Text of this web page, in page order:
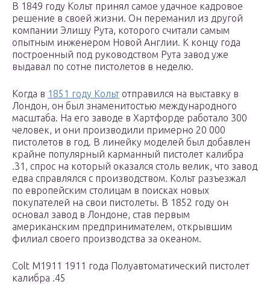
В 1849 году Кольт принял самое удачное кадровое
решение в своей жизни. Он переманил из другой
компании Элишу Рута, которого считали самым
опытным инженером Новой Англии. К концу года
построенный под руководством Рута завод уже
выдавал по сотне пистолетов в неделю.
Когда в 1851 году Кольт отправился на выставку в
Лондон, он был знаменитостью международного
масштаба. На его заводе в Хартфорде работало 300
человек, и они производили примерно 20 000
пистолетов в год. В линейку моделей был добавлен
крайне популярный карманный пистолет калибра
.31, спрос на который оказался столь велик, что завод
едва справлялся с производством. Кольт разъезжал
по европейским столицам в поисках новых
покупателей на свои пистолеты. В 1852 году он
основал завод в Лондоне, став первым
американским предпринимателем, открывшим
филиал своего производства за океаном.
Colt M1911 1911 года Полуавтоматический пистолет
калибра .45